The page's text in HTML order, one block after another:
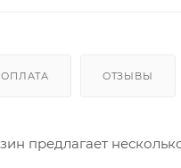
ОПЛАТА ОТЗЫВЫ
предлагает